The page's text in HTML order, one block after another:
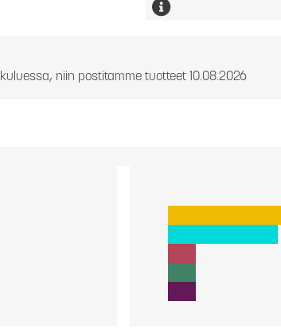
kuluessa, niin postitamme tuotteet 10.08.2026